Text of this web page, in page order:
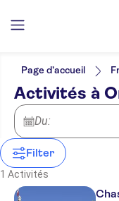
Filtres
NO-PICKUP
Options de billets
Touche locale
Excursion
Groupe
Revendeur
Expériences
Langue
Français
Page d’accueil
Activités à
Du:
Filter
1 Activités